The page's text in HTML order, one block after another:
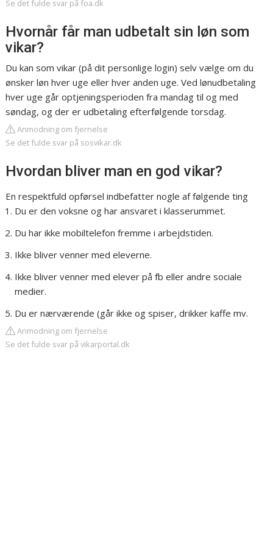
Se det fulde svar på foa.dk
Hvornår får man udbetalt sin løn som
vikar?
Du kan som vikar (på dit personlige login) selv vælge om du
ønsker løn hver uge eller hver anden uge. Ved lønudbetaling
hver uge går optjeningsperioden fra mandag til og med
søndag, og der er udbetaling efterfølgende torsdag.
Anmodning om fjernelse
Se det fulde svar på sosvikar.dk
Hvordan bliver man en god vikar?
En respektfuld opførsel indbefatter nogle af følgende ting
Du er den voksne og har ansvaret i klasserummet.
Du har ikke mobiltelefon fremme i arbejdstiden.
Ikke bliver venner med eleverne.
Ikke bliver venner med elever på fb eller andre sociale
medier.
Du er nærværende (går ikke og spiser, drikker kaffe mv.
Anmodning om fjernelse
Se det fulde svar på vikarportal.dk